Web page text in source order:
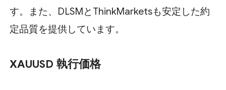
す。また、DLSMとThinkMarketsも安定した約
定品質を提供しています。
XAUUSD 執行価格